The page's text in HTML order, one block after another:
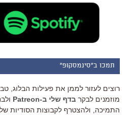
תמכו ב"סינמסקופ"
רוצים לעזור לממן את פעילות הבלוג,
מוזמנים לבקר בדף שלי ב-Patreon
התמיכה, ולהצטרף לקבוצות הסודיות